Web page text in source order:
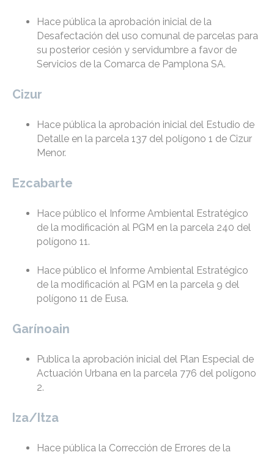
Hace pública la aprobación inicial de la
Desafectación del uso comunal de parcelas para
su posterior cesión y servidumbre a favor de
Servicios de la Comarca de Pamplona SA.
Cizur
Hace pública la aprobación inicial del Estudio de
Detalle en la parcela 137 del polígono 1 de Cizur
Menor.
Ezcabarte
Hace público el Informe Ambiental Estratégico
de la modificación al PGM en la parcela 240 del
polígono 11.
Hace público el Informe Ambiental Estratégico
de la modificación al PGM en la parcela 9 del
polígono 11 de Eusa.
Garínoain
Publica la aprobación inicial del Plan Especial de
Actuación Urbana en la parcela 776 del polígono
2.
Iza/Itza
Hace pública la Corrección de Errores de la